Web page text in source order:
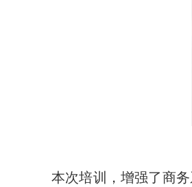
本次培训，增强了商